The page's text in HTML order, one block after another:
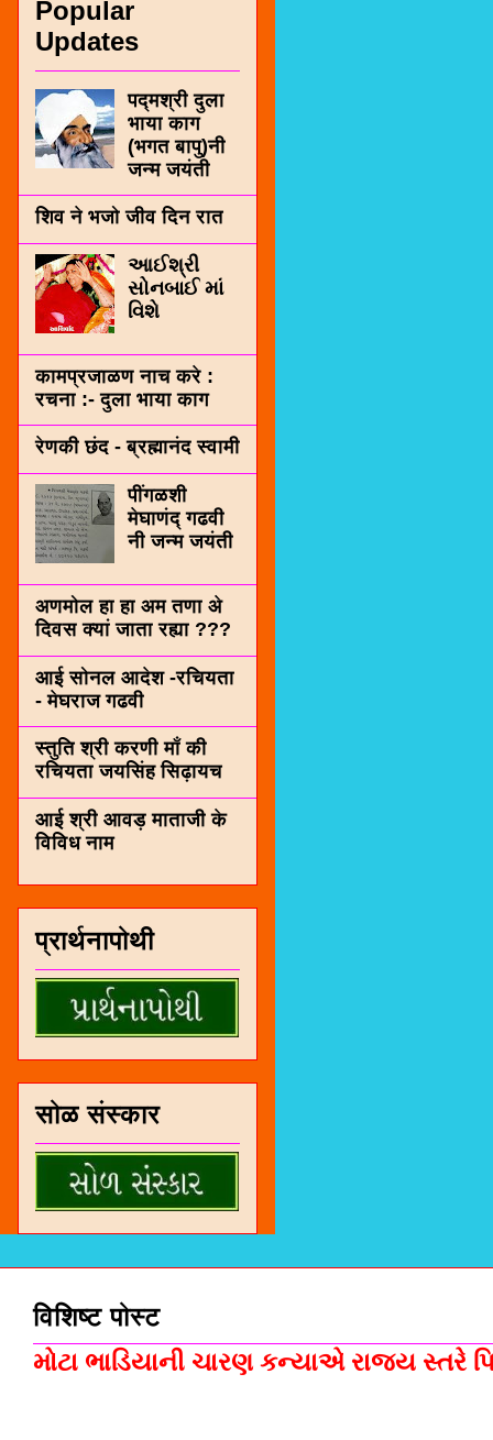
Popular
Updates
पद्मश्री दुला
भाया काग
(भगत बापु)नी
जन्म जयंती
शिव ने भजो जीव दिन रात
આઈશ્રી
સોનબાઈ માં
વિશે
कामप्रजाळण नाच करे :
रचना :- दुला भाया काग
रेणकी छंद - ब्रह्मानंद स्वामी
पींगळशी
मेघाणंद् गढवी
नी जन्म जयंती
अणमोल हा हा अम तणा अे
दिवस क्यां जाता रह्या ???
आई सोनल आदेश -रचियता
- मेघराज गढवी
स्तुति श्री करणी माँ की
रचियता जयसिंह सिढ़ायच
आई श्री आवड़ माताजी के
विविध नाम
प्रार्थनापोथी
सोळ संस्कार
विशिष्ट पोस्ट
મોટા ભાડિયાની ચારણ કન્યાએ રાજ્ય સ્તરે